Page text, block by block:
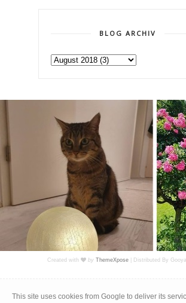
BLOG ARCHIV
Created with by ThemeXpose| Distributed By
This site uses cookies from Google to deliver its